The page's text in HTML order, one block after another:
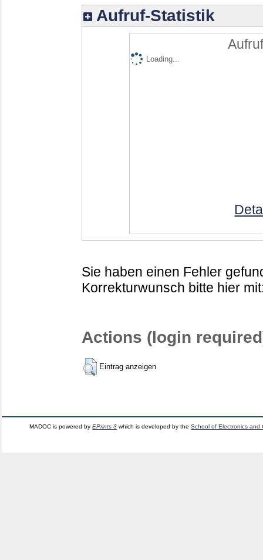
Aufruf-Statistik
Loading...
Sie haben einen Fehler
Korrekturwunsch bitte hier
Actions (login
Eintrag anzeigen
MADOC is powered byEPrints 3 which is developed by theSchool of Electronics and